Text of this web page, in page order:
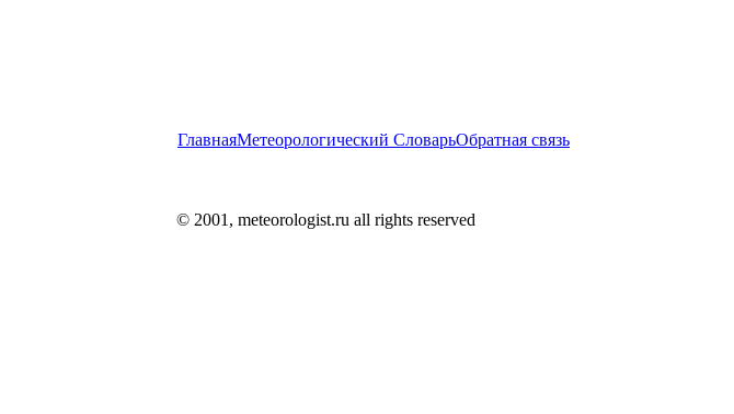
ГлавнаяМетеорологический СловарьОбратная связь
© 2001, meteorologist.ru all rights reserved